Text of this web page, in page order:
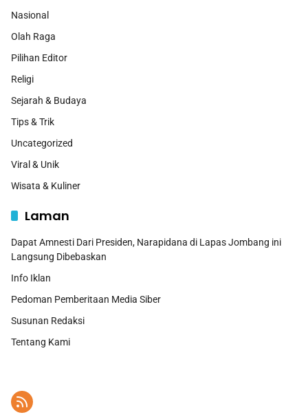
Nasional
Olah Raga
Pilihan Editor
Religi
Sejarah & Budaya
Tips & Trik
Uncategorized
Viral & Unik
Wisata & Kuliner
Laman
Dapat Amnesti Dari Presiden, Narapidana di Lapas Jombang ini
Langsung Dibebaskan
Info Iklan
Pedoman Pemberitaan Media Siber
Susunan Redaksi
Tentang Kami